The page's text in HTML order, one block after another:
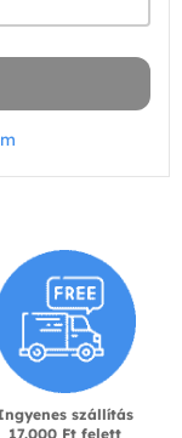
szállítás
17.000 Ft felett